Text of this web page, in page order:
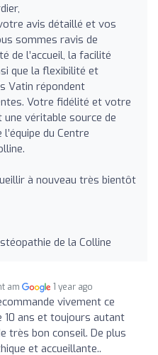
avis détaillé et vos
sommes ravis de
de l’accueil, la facilité
que la flexibilité et
Vatin répondent
Votre fidélité et votre
véritable source de
du Centre
à nouveau très bientôt
de la Colline
am 1 year ago
vivement ce
10 ans et toujours autant
très bon conseil. De plus
et accueillante..